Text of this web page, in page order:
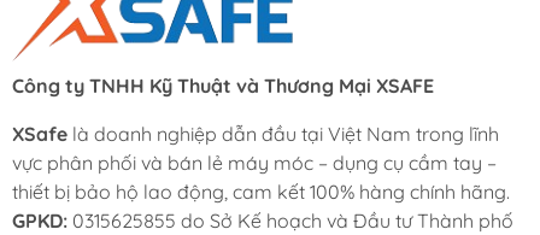
Công ty TNHH Kỹ Thuật và Thương Mại XSAFE
XSafe là doanh nghiệp dẫn đầu tại Việt Nam trong lĩnh
vực phân phối và bán lẻ máy móc – dụng cụ cầm tay –
thiết bị bảo hộ lao động, cam kết 100% hàng chính hãng.
GPKD: 0315625855 do Sở Kế hoạch và Đầu tư Thành phố